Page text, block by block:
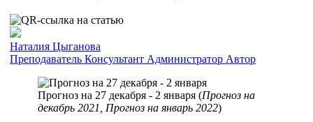
Наталия Цыганова
Преподаватель Консультант Администратор Автор
Прогноз на 27 декабря - 2 января (Прогноз на
декабрь 2021, Прогноз на январь 2022)